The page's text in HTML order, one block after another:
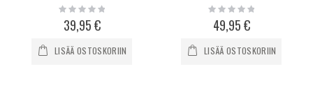
Rating:
0%
39,95 €
LISÄÄ OSTOSKORIIN
Rating:
0%
49,95 €
LISÄÄ OSTOSKORIIN